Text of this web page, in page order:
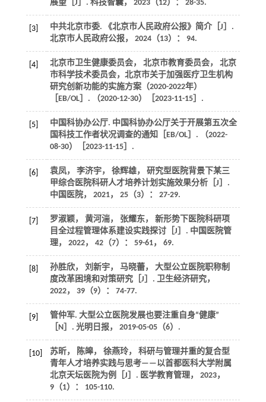
展望［J］. 科技智囊， 2023（12）： 28-35.
[3]
中共北京市委. 《北京市人民政府公报》简介［J］.
北京市人民政府公报， 2024（13）： 94.
[4]
北京市卫生健康委员会， 北京市教育委员会， 北京
市科学技术委员会，北京市关于加强医疗卫生机构
研究创新功能的实施方案（2020-2022年）
［EB/OL］. （2020-12-30）［2023-11-15］.
[5]
中国科协办公厅. 中国科协办公厅关于开展第五次全
国科技工作者状况调查的通知［EB/OL］. （2022-
08-30）［2023-11-15］.
[6]
袁凤， 李济宇， 徐辉雄， 研究型医院背景下某三
甲综合医院科研人才培养计划实施效果分析［J］.
中国医院， 2021， 25（3）： 27-29.
[7]
罗淑颖， 黄河湍， 张耀东， 新形势下医院科研项
目全过程管理体系建设实践探讨［J］. 中国医院管
理， 2022， 42（7）： 59-61， 69.
[8]
孙胜欣， 刘新宇， 马晓蕾， 大型公立医院职称制
度改革困境和对策研究［J］. 卫生经济研究，
2022， 39（9）： 74-77.
[9]
管仲军. 大型公立医院发展也要注重自身“健康”
［N］. 光明日报， 2019-05-05（6）.
[10]
苏昕， 陈皞， 徐燕玲， 科研与管理并重的复合型
青年人才培养实践与思考——以首都医科大学附属
北京天坛医院为例［J］. 医学教育管理， 2023，
9（1）： 105-110.